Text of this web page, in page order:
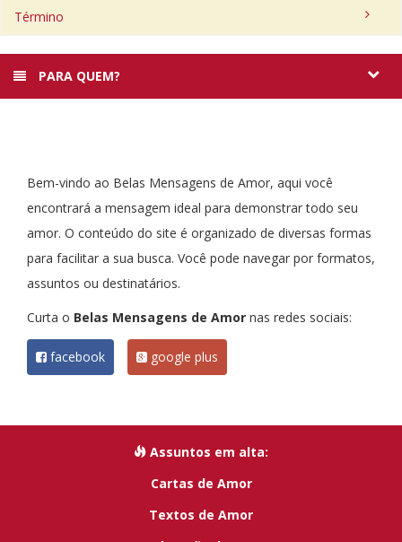
Término
PARA QUEM?
Bem-vindo ao Belas Mensagens de Amor, aqui você
encontrará a mensagem ideal para demonstrar todo seu
amor. O conteúdo do site é organizado de diversas formas
para facilitar a sua busca. Você pode navegar por formatos,
assuntos ou destinatários.
Curta o Belas Mensagens de Amor nas redes sociais:
facebook google plus
Assuntos em alta:
Cartas de Amor
Textos de Amor